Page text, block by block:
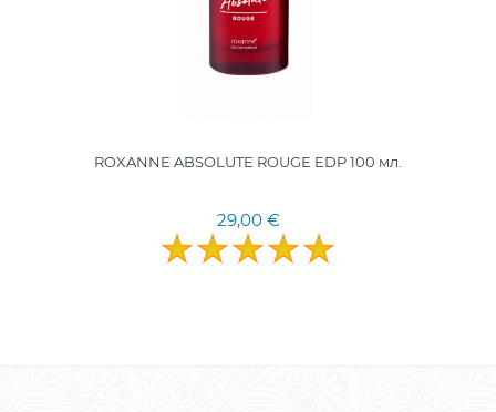
ROXANNE ABSOLUTE ROUGE EDP 100 мл.
29,00 €